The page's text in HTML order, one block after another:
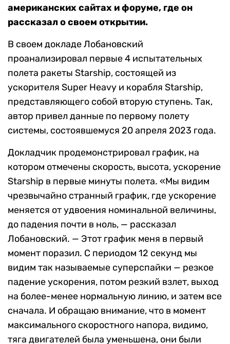
американских сайтах и форуме, где он
рассказал о своем открытии.
В своем докладе Лобановский
проанализировал первые 4 испытательных
полета ракеты Starship, состоящей из
ускорителя Super Heavy и корабля Starship,
представляющего собой вторую ступень. Так,
автор привел данные по первому полету
системы, состоявшемуся 20 апреля 2023 года.
Докладчик продемонстрировал график, на
котором отмечены скорость, высота, ускорение
Starship в первые минуты полета. «Мы видим
чрезвычайно странный график, где ускорение
меняется от удвоения номинальной величины,
до падения почти в ноль, — рассказал
Лобановский. — Этот график меня в первый
момент поразил. С периодом 12 секунд мы
видим так называемые суперспайки — резкое
падение ускорения, потом резкий взлет, выход
на более-менее нормальную линию, и затем все
сначала. И обращаю внимание, что в момент
максимального скоростного напора, видимо,
тяга двигателей была уменьшена, они были